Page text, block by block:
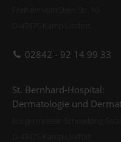
02842 - 92 14 99 33
St. Bernhard-Hospital:
Dermatologie und